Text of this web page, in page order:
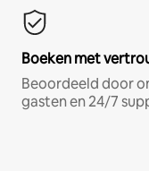
Boeken met
Beoordeeld door
gasten en 24/7